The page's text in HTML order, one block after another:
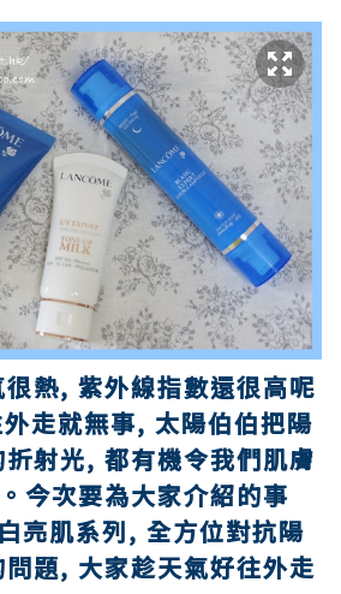
熱, 紫外線指數還很高呢
走就無事, 太陽伯伯把陽
射光, 都有機令我們肌膚
今次要為大家介紹的事
亮肌系列, 全方位對抗陽
題, 大家趁天氣好往外走